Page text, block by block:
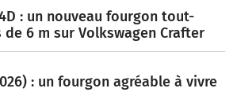
: un nouveau fourgon tout-
6 m sur Volkswagen Crafter
: un fourgon agréable à vivre